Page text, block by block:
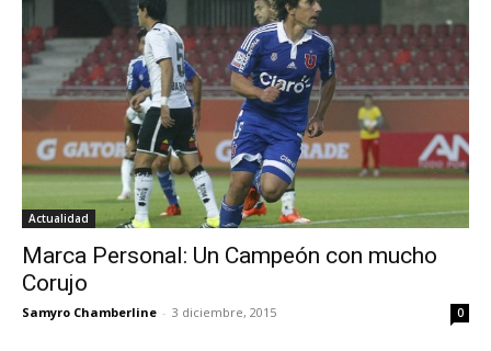
Actualidad
Marca Personal: Un Campeón con mucho
Corujo
Samyro Chamberline - 3 diciembre, 2015 0